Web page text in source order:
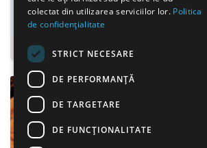
Craiova, România
Înregistrări Închise
colectat din utilizarea serviciilor lor. Politica
de confidențialitate
STRICT NECESARE
DE PERFORMANȚĂ
DE TARGETARE
DE FUNCŢIONALITATE